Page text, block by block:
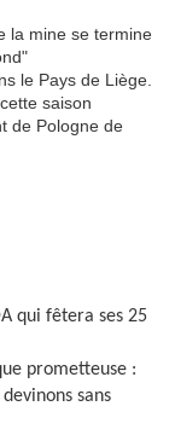
la mine se termine
le Pays de Liège.
saison
de Pologne de
qui fêtera ses 25
prometteuse :
sans